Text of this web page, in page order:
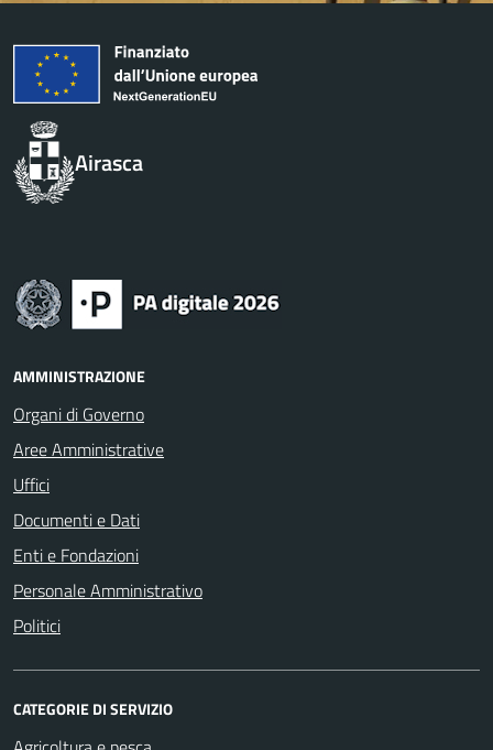
Airasca
AMMINISTRAZIONE
Organi di Governo
Aree Amministrative
Uffici
Documenti e Dati
Enti e Fondazioni
Personale Amministrativo
Politici
CATEGORIE DI SERVIZIO